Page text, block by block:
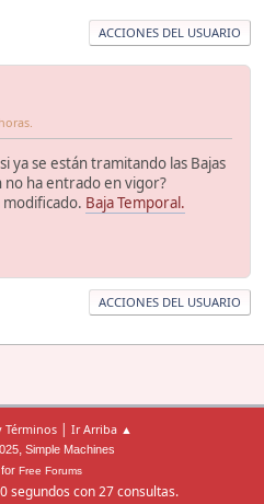
ACCIONES DEL USUARIO
ya se están tramitando las Bajas
no ha entrado en vigor?
modificado. Baja Temporal.
ACCIONES DEL USUARIO
Términos | Ir Arriba ▲
, Simple Machines
Free Forums
segundos con 27 consultas.